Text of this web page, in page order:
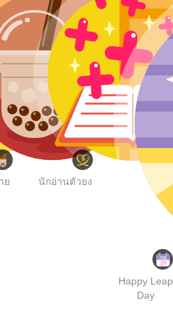
ย
นักอ่านตัวยง
Happy Leap
Day